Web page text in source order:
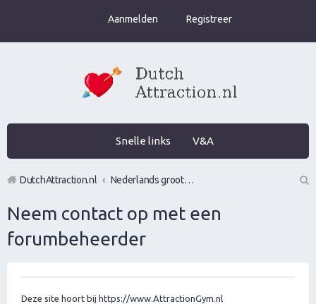
Aanmelden Registreer
Snelle links V&A
DutchAttraction.nl
Nederlands grootste Dutch Attraction, Lifestyle, Vrouwen versieren en Pick-Up (PUA) Forum
Neem contact op met een
forumbeheerder
Deze site hoort bij https://www.AttractionGym.nl